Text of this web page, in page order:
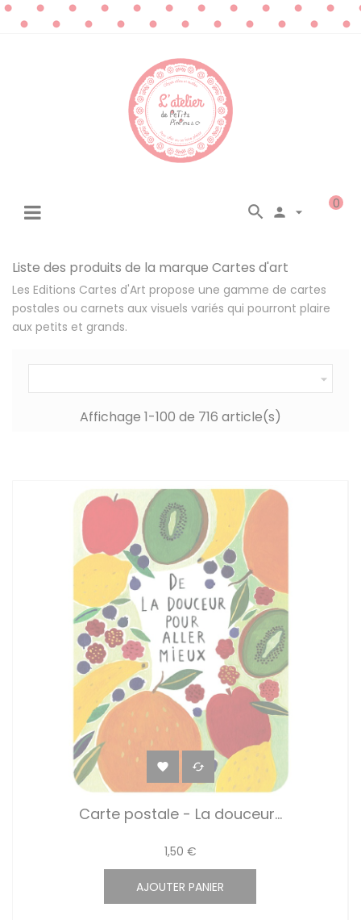
0
 

Liste des produits de la marque Cartes d'art
Les Editions Cartes d'Art propose une gamme de cartes
postales ou carnets aux visuels variés qui pourront plaire
aux petits et grands.

Affichage 1-100 de 716 article(s)
 
Carte postale - La douceur...
1,50 €
AJOUTER PANIER